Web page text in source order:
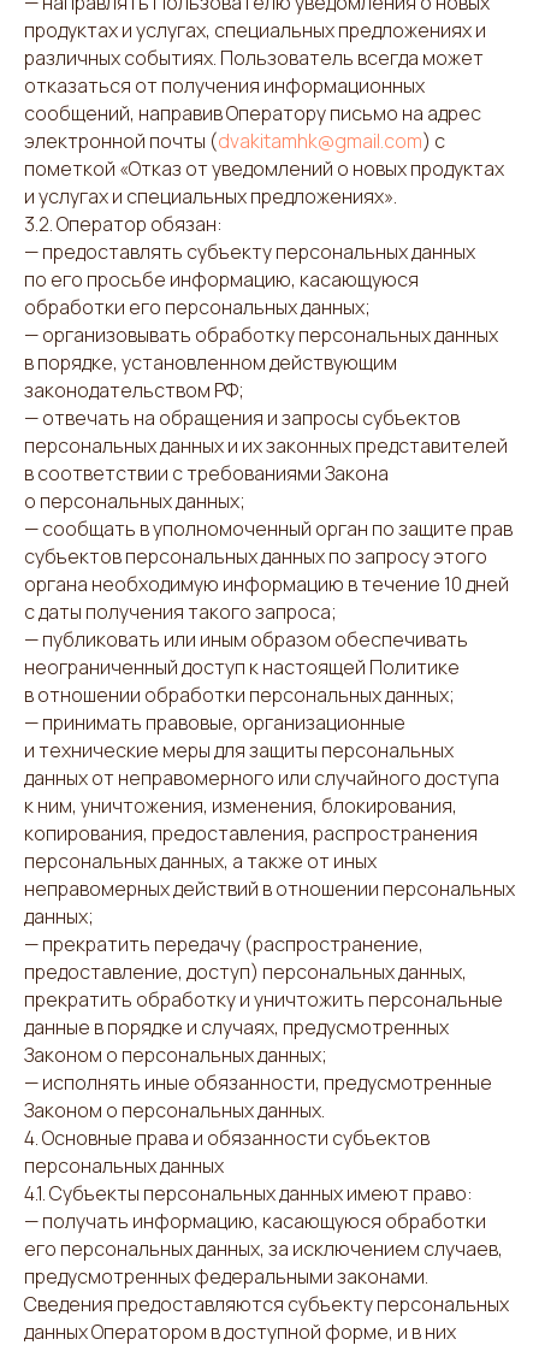
продуктах и услугах, специальных предложениях и
различных событиях. Пользователь всегда может
отказаться от получения информационных
сообщений, направив Оператору письмо на адрес
электронной почты (dvakitamhk@gmail.com) с
пометкой «Отказ от уведомлений о новых продуктах
и услугах и специальных предложениях».
3.2. Оператор обязан:
— предоставлять субъекту персональных данных
по его просьбе информацию, касающуюся
обработки его персональных данных;
— организовывать обработку персональных данных
в порядке, установленном действующим
законодательством РФ;
— отвечать на обращения и запросы субъектов
персональных данных и их законных представителей
в соответствии с требованиями Закона
о персональных данных;
— сообщать в уполномоченный орган по защите прав
субъектов персональных данных по запросу этого
органа необходимую информацию в течение 10 дней
с даты получения такого запроса;
— публиковать или иным образом обеспечивать
неограниченный доступ к настоящей Политике
в отношении обработки персональных данных;
— принимать правовые, организационные
и технические меры для защиты персональных
данных от неправомерного или случайного доступа
к ним, уничтожения, изменения, блокирования,
копирования, предоставления, распространения
персональных данных, а также от иных
неправомерных действий в отношении персональных
данных;
— прекратить передачу (распространение,
предоставление, доступ) персональных данных,
прекратить обработку и уничтожить персональные
данные в порядке и случаях, предусмотренных
Законом о персональных данных;
— исполнять иные обязанности, предусмотренные
Законом о персональных данных.
4. Основные права и обязанности субъектов
персональных данных
4.1. Субъекты персональных данных имеют право:
— получать информацию, касающуюся обработки
его персональных данных, за исключением случаев,
предусмотренных федеральными законами.
Сведения предоставляются субъекту персональных
данных Оператором в доступной форме, и в них